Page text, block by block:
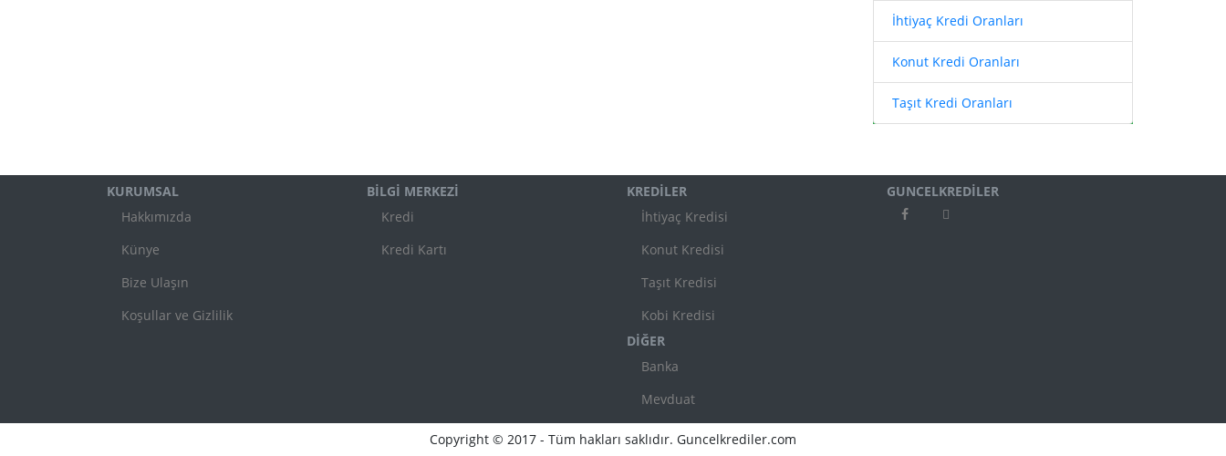
İhtiyaç Kredi Oranları
Konut Kredi Oranları
Taşıt Kredi Oranları
KURUMSAL
Hakkımızda
Künye
Bize Ulaşın
Koşullar ve Gizlilik
BİLGİ MERKEZİ
Kredi
Kredi Kartı
KREDİLER
İhtiyaç Kredisi
Konut Kredisi
Taşıt Kredisi
Kobi Kredisi
DİĞER
Banka
Mevduat
GUNCELKREDİLER
Copyright © 2017 - Tüm hakları saklıdır. Guncelkrediler.com